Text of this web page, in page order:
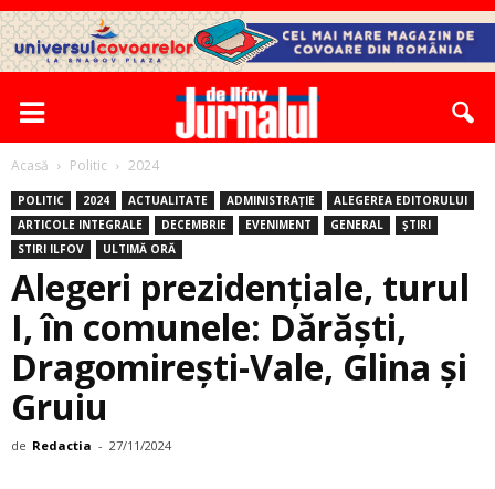
Acasă Politic 2024
POLITIC 2024 ACTUALITATE ADMINISTRAȚIE
ALEGEREA EDITORULUI
ARTICOLE INTEGRALE
DECEMBRIE EVENIMENT GENERAL
ȘTIRI
STIRI ILFOV
ULTIMĂ ORĂ
Alegeri prezidențiale, turul
I, în comunele: Dărăști,
Dragomirești-Vale, Glina și
Gruiu
de Redactia - 27/11/2024